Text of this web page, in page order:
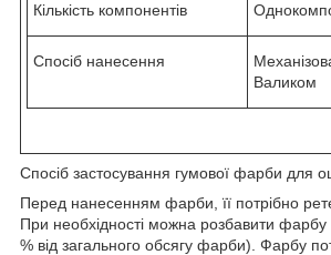
Кількість компонентів
Спосіб нанесення
Валиком
Спосіб застосування гумової фарби для
Перед нанесенням фарби, її потрібно
При необхідності можна розбавити
% від загального обсягу фарби). Фарбу